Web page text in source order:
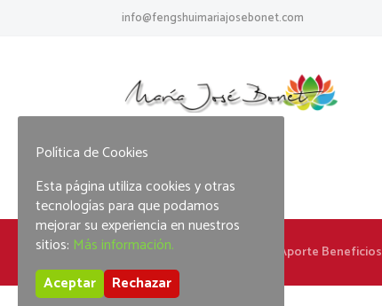
info@fengshuimariajosebonet.com
Home Que la Empresa Te Aporte Beneficios
Política de Cookies
Esta página utiliza cookies y otras
tecnologías para que podamos
mejorar su experiencia en nuestros
sitios: Más información.
Aceptar
Rechazar